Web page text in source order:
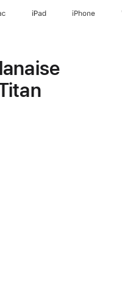
iPad iPhone